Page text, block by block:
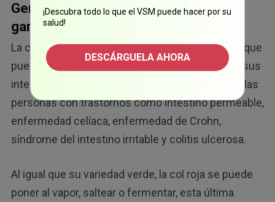
Germinados de col roja: una gran
ganancia nutricional por su inversión
La col roja es rica en el aminoácido L-glutamina, que
puede ayudar a curar el tejido blando que cubre sus
intestinos. Esto es particularmente valioso para las
personas con trastornos como intestino permeable,
enfermedad celíaca, enfermedad de Crohn,
síndrome del intestino irritable y colitis ulcerosa.
Al igual que su variedad verde, la col roja se puede
poner al vapor, saltear o fermentar, esta última
¡Descubra todo lo que el VSM puede hacer por su
salud!
DESCÁRGUELA AHORA